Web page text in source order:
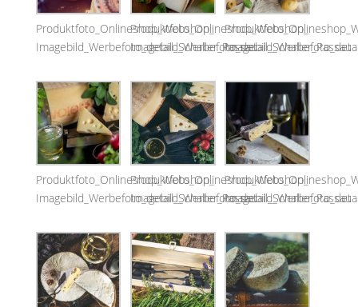
Produktfoto_Onlineshop_Webshop_
Imagebild_Werbefoto_detail_Schaller_Passau
Produktfoto_Onlineshop_Webshop_
Imagebild_Werbefoto_detail_Schaller_Passau
Produktfoto_Onlineshop_Webshop_
Imagebild_Werbefoto_detail_Schaller_Passau
Produktfoto_Onlineshop_Webshop_
Imagebild_Werbefoto_detail_Schaller_Passau